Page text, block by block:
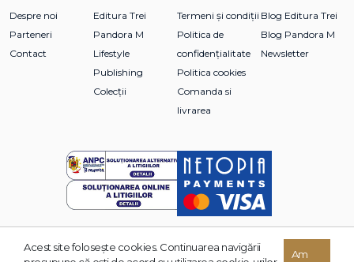
Despre noi
Parteneri
Contact
Editura Trei
Pandora M
Lifestyle
Publishing
Colecții
Termeni și condiții
Politica de
confidențialitate
Politica cookies
Comanda si
livrarea
Blog Editura Trei
Blog Pandora M
Newsletter
© 2026 Grupul Editorial TREI. Toate drepturile rezervate.
Acest site foloseşte cookies. Continuarea navigării
Am